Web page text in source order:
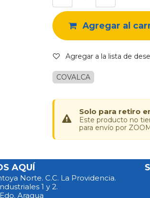
Agregar al
Agregar a la lista de
COVALCA
Solo para retiro
Este producto no
para envío por
AQUÍ
Norte. C.C. La Providencia.
1 y 2.
Aragua